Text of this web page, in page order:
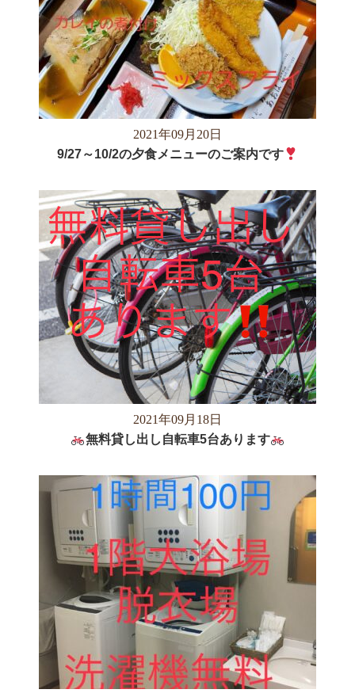
2021年09月20日
9/27～10/2の夕食メニューのご案内です
2021年09月18日
無料貸し出し自転車5台あります